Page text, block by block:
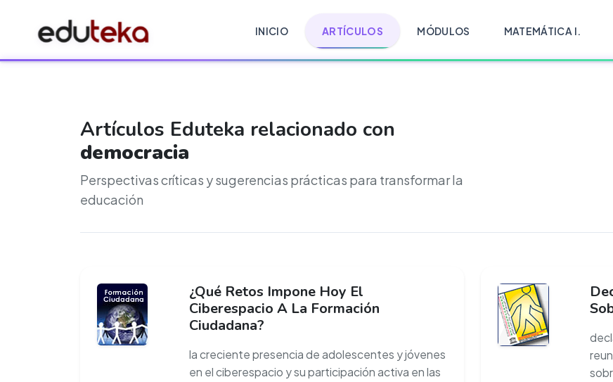
INICIO ARTÍCULOS MÓDULOS MATEMÁTICA I.
Artículos Eduteka relacionado con
democracia
Perspectivas críticas y sugerencias prácticas para transformar la
educación
¿Qué Retos Impone Hoy El
Ciberespacio A La Formación
Ciudadana?
la creciente presencia de adolescentes y jóvenes
en el ciberespacio y su participación activa en las